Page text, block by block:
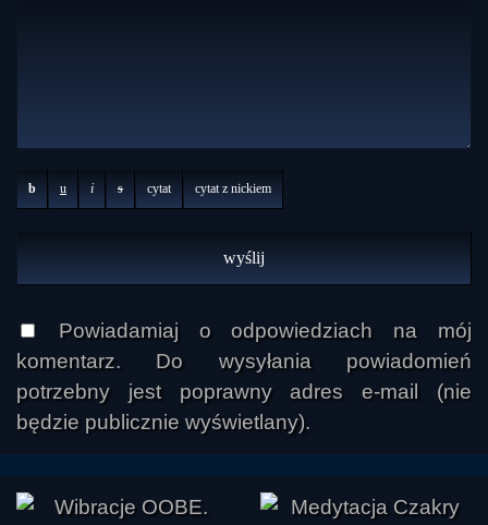
b u i s cytat cytat z nickiem
Powiadamiaj o odpowiedziach na mój
komentarz. Do wysyłania powiadomień
potrzebny jest poprawny adres e-mail (nie
będzie publicznie wyświetlany).